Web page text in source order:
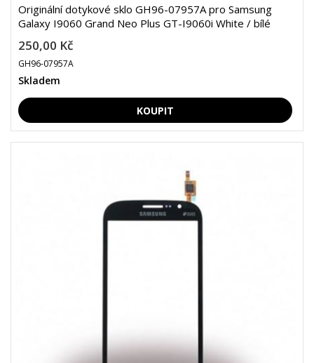
Originální dotykové sklo GH96-07957A pro Samsung
Galaxy I9060 Grand Neo Plus GT-I9060i White / bílé
250,00 Kč
GH96-07957A
Skladem